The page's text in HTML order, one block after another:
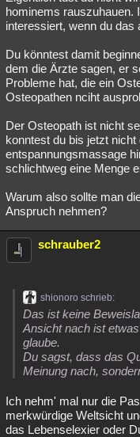
hominems rauszuhauen.
interessiert, wenn du das
Du könntest damit
dem die Ärzte sagen, er
Probleme hat, die ein
Osteopathen nciht
Der Osteopath ist nicht
konntest du bis jetzt
entspannungsmassage
schlichtweg eine Menge
Warum also sollte man
Anspruch nehmen?
schrauber2
shionoro schrieb:
Das ist keine
Ansicht nach ist
glaube.
Du sagst, dass das
Meinung nach,
Ich nehm' mal nur die
merkwürdige Weltsicht
das Lebenselexier oder